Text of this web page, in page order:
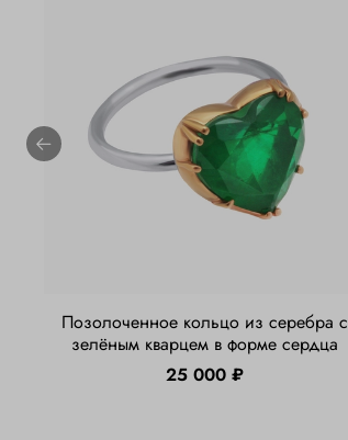
Позолоченное кольцо из серебра с
зелёным кварцем в форме сердца
25 000 ₽